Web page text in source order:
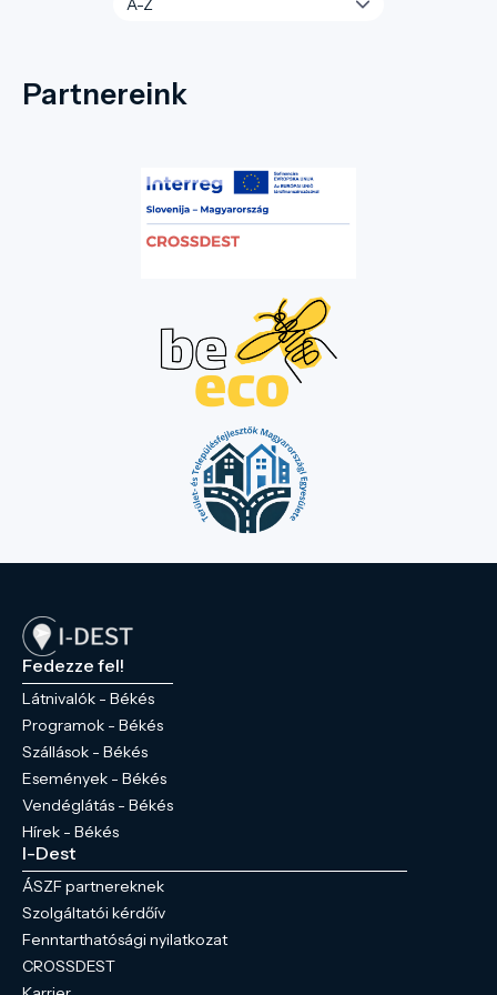
Partnereink
Fedezze fel!
Látnivalók - Békés
Programok - Békés
Szállások - Békés
Események - Békés
Vendéglátás - Békés
Hírek - Békés
I-Dest
ÁSZF partnereknek
Szolgáltatói kérdőív
Fenntarthatósági nyilatkozat
CROSSDEST